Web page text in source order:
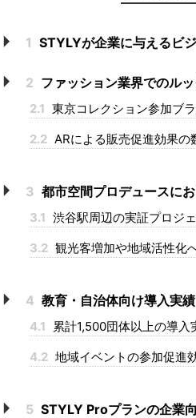
1 STYLYが企業に与えるビ
2 ファッション業界でのル
2.1 東京コレクション参加ブ
2.2 ARによる販売促進効果の
3 都市空間プロデュースに
3.1 渋谷駅周辺の実証プロジ
3.2 観光客増加や地域活性化
4 教育・自治体向け導入実
4.1
累計1,500団体以上の導入
4.2 地域イベントの参加促進
5 STYLY Proプランの企業